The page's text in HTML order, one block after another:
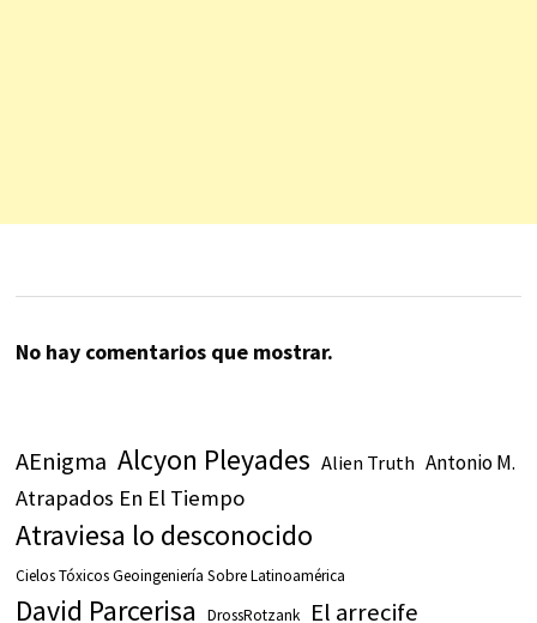
No hay comentarios que mostrar.
AEnigma Alcyon Pleyades Alien Truth Antonio M.
Atrapados En El Tiempo
Atraviesa lo desconocido
Cielos Tóxicos Geoingeniería Sobre Latinoamérica
David Parcerisa DrossRotzank El arrecife